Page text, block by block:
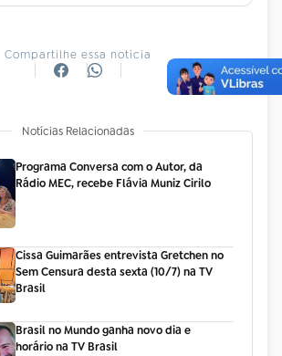
Compartilhe essa notícia
Notícias Relacionadas
Programa Conversa com o Autor, da
Rádio MEC, recebe Flávia Muniz Cirilo
Cissa Guimarães entrevista Gretchen no
Sem Censura desta sexta (10/7) na TV
Brasil
Brasil no Mundo ganha novo dia e
horário na TV Brasil